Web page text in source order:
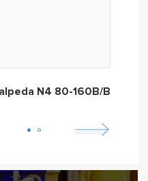
N4 80-160B/B